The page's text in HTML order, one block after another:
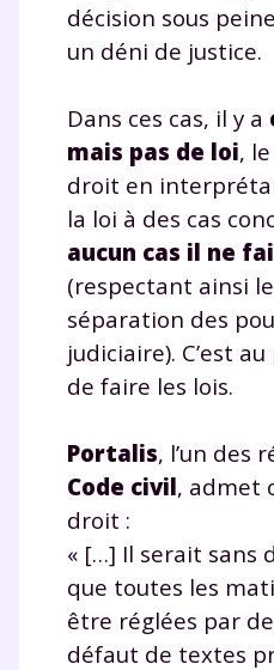
décision sous
un déni de justice.
Dans ces cas, il y a
mais pas de loi,
droit en
la loi à des cas
aucun cas il ne
(respectant ainsi
séparation des
judiciaire). C’est
de faire les lois.
Portalis, l’un des
Code civil, admet
droit :
« […] Il serait sans
que toutes les
être réglées par
défaut de textes